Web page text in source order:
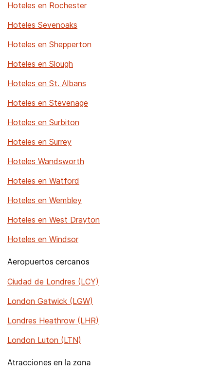
Hoteles en Rochester
Hoteles Sevenoaks
Hoteles en Shepperton
Hoteles en Slough
Hoteles en St. Albans
Hoteles en Stevenage
Hoteles en Surbiton
Hoteles en Surrey
Hoteles Wandsworth
Hoteles en Watford
Hoteles en Wembley
Hoteles en West Drayton
Hoteles en Windsor
Aeropuertos cercanos
Ciudad de Londres (LCY)
London Gatwick (LGW)
Londres Heathrow (LHR)
London Luton (LTN)
Atracciones en la zona